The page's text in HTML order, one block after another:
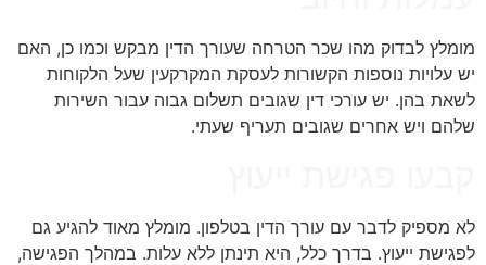
מומלץ לבדוק מהו שכר הטרחה שעורך הדין מבקש וכמו כן, האם
יש עלויות נוספות הקשורות לעסקת המקרקעין שעל הלקוחות
לשאת בהן. יש עורכי דין שגובים תשלום גבוה עבור השירות
שלהם ויש אחרים שגובים תעריף שעתי.
לא מספיק לדבר עם עורך הדין בטלפון. מומלץ מאוד להגיע גם
לפגישת ייעוץ. בדרך כלל, היא תינתן ללא עלות. במהלך הפגישה,